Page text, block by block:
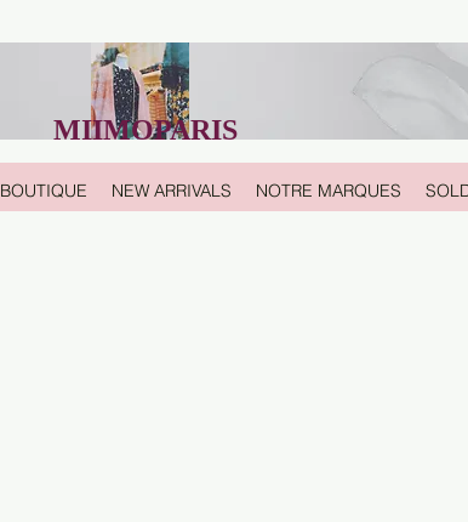
MIIMOPARIS
BOUTIQUE NEW ARRIVALS NOTRE MARQUES